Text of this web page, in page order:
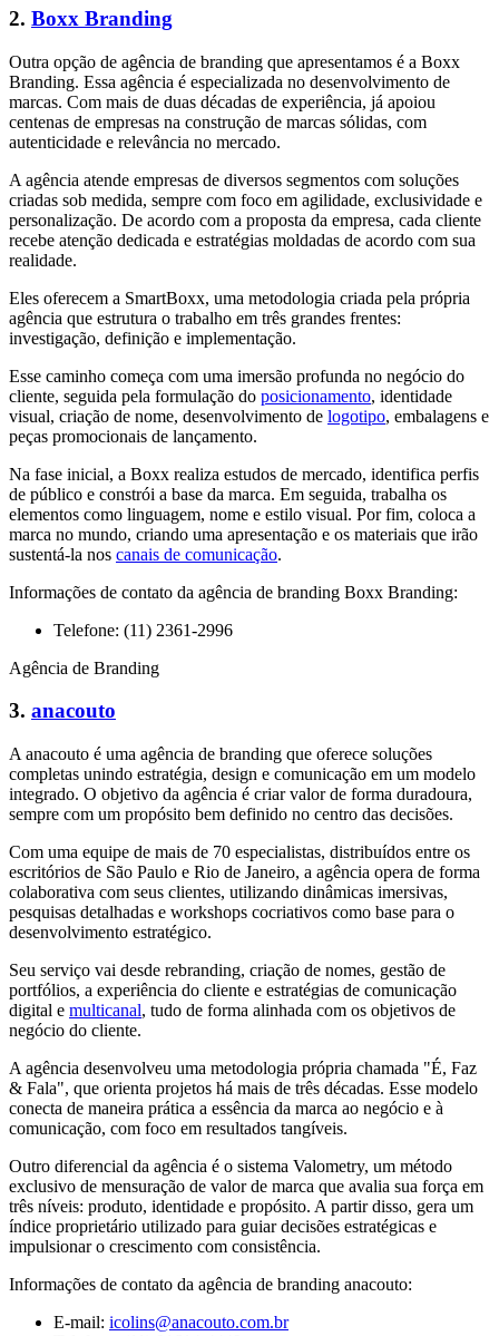
2. Boxx Branding
Outra opção de agência de branding que apresentamos é a Boxx
Branding. Essa agência é especializada no desenvolvimento de
marcas. Com mais de duas décadas de experiência, já apoiou
centenas de empresas na construção de marcas sólidas, com
autenticidade e relevância no mercado.
A agência atende empresas de diversos segmentos com soluções
criadas sob medida, sempre com foco em agilidade, exclusividade e
personalização. De acordo com a proposta da empresa, cada cliente
recebe atenção dedicada e estratégias moldadas de acordo com sua
realidade.
Eles oferecem a SmartBoxx, uma metodologia criada pela própria
agência que estrutura o trabalho em três grandes frentes:
investigação, definição e implementação.
Esse caminho começa com uma imersão profunda no negócio do
cliente, seguida pela formulação do posicionamento, identidade
visual, criação de nome, desenvolvimento de logotipo, embalagens e
peças promocionais de lançamento.
Na fase inicial, a Boxx realiza estudos de mercado, identifica perfis
de público e constrói a base da marca. Em seguida, trabalha os
elementos como linguagem, nome e estilo visual. Por fim, coloca a
marca no mundo, criando uma apresentação e os materiais que irão
sustentá-la nos canais de comunicação.
Informações de contato da agência de branding Boxx Branding:
Telefone: (11) 2361-2996
Agência de Branding
3. anacouto
A anacouto é uma agência de branding que oferece soluções
completas unindo estratégia, design e comunicação em um modelo
integrado. O objetivo da agência é criar valor de forma duradoura,
sempre com um propósito bem definido no centro das decisões.
Com uma equipe de mais de 70 especialistas, distribuídos entre os
escritórios de São Paulo e Rio de Janeiro, a agência opera de forma
colaborativa com seus clientes, utilizando dinâmicas imersivas,
pesquisas detalhadas e workshops cocriativos como base para o
desenvolvimento estratégico.
Seu serviço vai desde rebranding, criação de nomes, gestão de
portfólios, a experiência do cliente e estratégias de comunicação
digital e multicanal, tudo de forma alinhada com os objetivos de
negócio do cliente.
A agência desenvolveu uma metodologia própria chamada "É, Faz
& Fala", que orienta projetos há mais de três décadas. Esse modelo
conecta de maneira prática a essência da marca ao negócio e à
comunicação, com foco em resultados tangíveis.
Outro diferencial da agência é o sistema Valometry, um método
exclusivo de mensuração de valor de marca que avalia sua força em
três níveis: produto, identidade e propósito. A partir disso, gera um
índice proprietário utilizado para guiar decisões estratégicas e
impulsionar o crescimento com consistência.
Informações de contato da agência de branding anacouto:
E-mail: icolins@anacouto.com.br